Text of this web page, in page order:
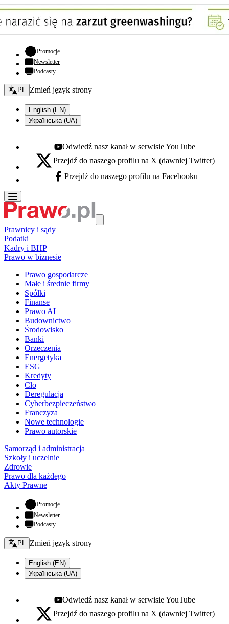
Promocje- otwiera się w nowej karcie
Newsletter
Podcasty
Zmień język - bieżący:
PL Zmień język strony
English (EN)
Українська (UA)
Youtube - otwiera się w nowej karcie
Odwiedź nasz kanał w serwisie YouTube
X - otwiera się w nowej karcie
Przejdź do naszego profilu na X (dawniej Twitter)
Facebook - otwiera się w nowej karcie
Przejdź do naszego profilu na Facebooku
Prawnicy i sądy
Podatki
Kadry i BHP
Prawo w biznesie
Prawo gospodarcze
Małe i średnie firmy
Spółki
Finanse
Prawo AI
Budownictwo
Środowisko
Banki
Orzeczenia
Energetyka
ESG
Kredyty
Cło
Deregulacja
Cyberbezpieczeństwo
Franczyza
Nowe technologie
Prawo autorskie
Samorząd i administracja
Szkoły i uczelnie
Zdrowie
Prawo dla każdego
Akty Prawne
Promocje- otwiera się w nowej karcie
Newsletter
Podcasty
Zmień język - bieżący:
PL Zmień język strony
English (EN)
Українська (UA)
Youtube - otwiera się w nowej karcie
Odwiedź nasz kanał w serwisie YouTube
X - otwiera się w nowej karcie
Przejdź do naszego profilu na X (dawniej Twitter)